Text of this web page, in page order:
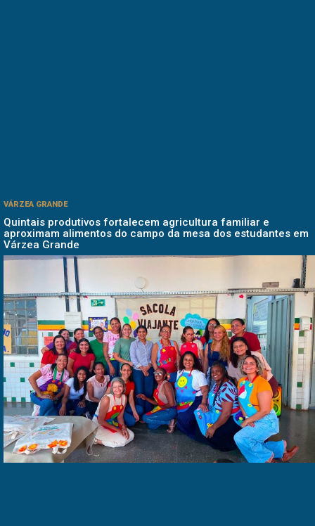
VÁRZEA GRANDE
Quintais produtivos fortalecem agricultura familiar e
aproximam alimentos do campo da mesa dos estudantes em
Várzea Grande